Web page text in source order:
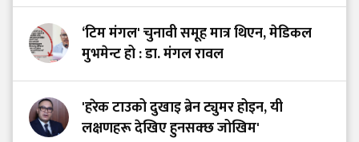
‘टिम मंगल' चुनावी समूह मात्र थिएन, मेडिकल
मुभमेन्ट हो : डा. मंगल रावल
'हरेक टाउको दुखाइ ब्रेन ट्युमर होइन, यी
लक्षणहरू देखिए हुनसक्छ जोखिम'